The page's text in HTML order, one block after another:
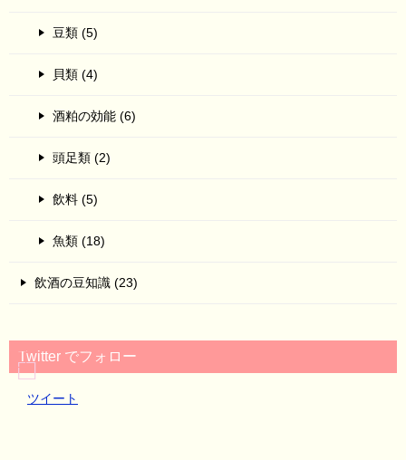
豆類 (5)
貝類 (4)
酒粕の効能 (6)
頭足類 (2)
飲料 (5)
魚類 (18)
飲酒の豆知識 (23)
Twitter でフォロー
ツイート